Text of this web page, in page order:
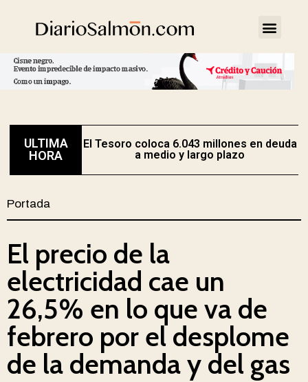
ULTIMA
HORA
El Tesoro coloca 6.043 millones en deuda
a medio y largo plazo
Portada
El precio de la
electricidad cae un
26,5% en lo que va de
febrero por el desplome
de la demanda y del gas